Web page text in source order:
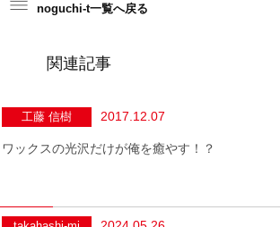
noguchi-t一覧へ戻る
関連記事
工藤 信樹 2017.12.07
ワックスの光沢だけが俺を癒やす！？